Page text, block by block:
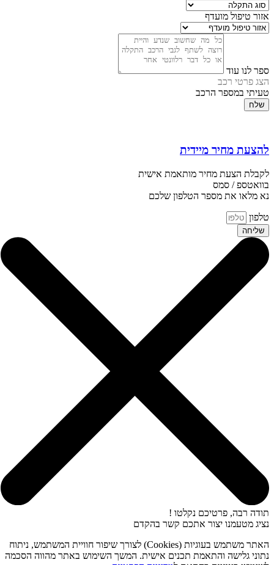
אזור טיפול מועדף
ספר לנו עוד
הצג פרטי רכב
טעיתי במספר הרכב
שלח
להצעת מחיר מיידית
לקבלת הצעת מחיר מותאמת אישית
בוואטספ / סמס
נא מלאו את מספר הטלפון שלכם
טלפון
שליחה
תודה רבה, פרטיכם נקלטו !
נציג מטעמנו יצור אתכם קשר בהקדם
האתר משתמש בעוגיות (Cookies) לצורך שיפור חוויית המשתמש, ניתוח
נתוני גלישה והתאמת תכנים אישית. המשך השימוש באתר מהווה הסכמה